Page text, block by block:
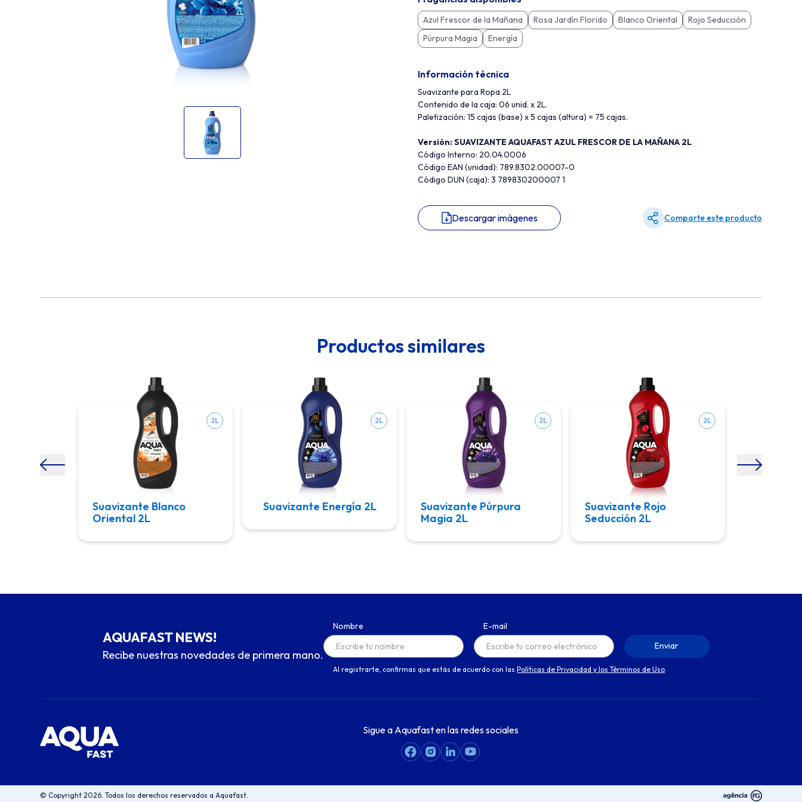
Azul Frescor de la Mañana Rosa Jardín Florido Blanco Oriental
Rojo Seducción
Púrpura Magia
Energía
Información técnica
Suavizante para Ropa 2L
Contenido de la caja: 06 unid. x 2L.
Paletización: 15 cajas (base) x 5 cajas (altura) = 75 cajas.
Versión: SUAVIZANTE AQUAFAST AZUL FRESCOR DE LA MAÑANA 2L
Código Interno: 20.04.0006
Código EAN (unidad): 789.8302.00007-0
Código DUN (caja): 3 789830200007 1
Descargar imágenes Comparte este producto
Productos similares
2L
Suavizante Blanco
Oriental 2L
2L
Suavizante Energía 2L
2L
Suavizante Púrpura
Magia 2L
2L
Suavizante Rojo
Seducción 2L
AQUAFAST NEWS!
Recibe nuestras novedades de primera mano.
Nombre E-mail
Al registrarte, confirmas que estás de acuerdo con lasPolíticas de Privacidad y los Términos de Uso
Sigue a Aquafast en las redes sociales
© Copyright 2026. Todos los derechos reservados a Aquafast.